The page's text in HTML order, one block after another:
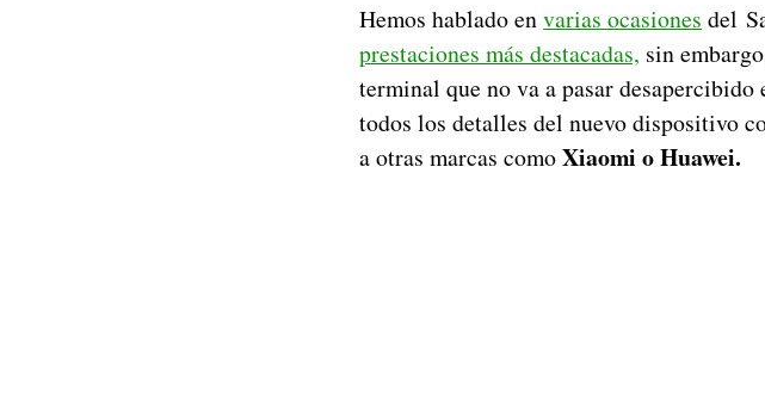
Hemos hablado envarias ocasiones del
prestaciones más destacadas, sin
terminal que no va a pasar
todos los detalles del nuevo dispositivo
a otras marcas comoXiaomi o Huawei.